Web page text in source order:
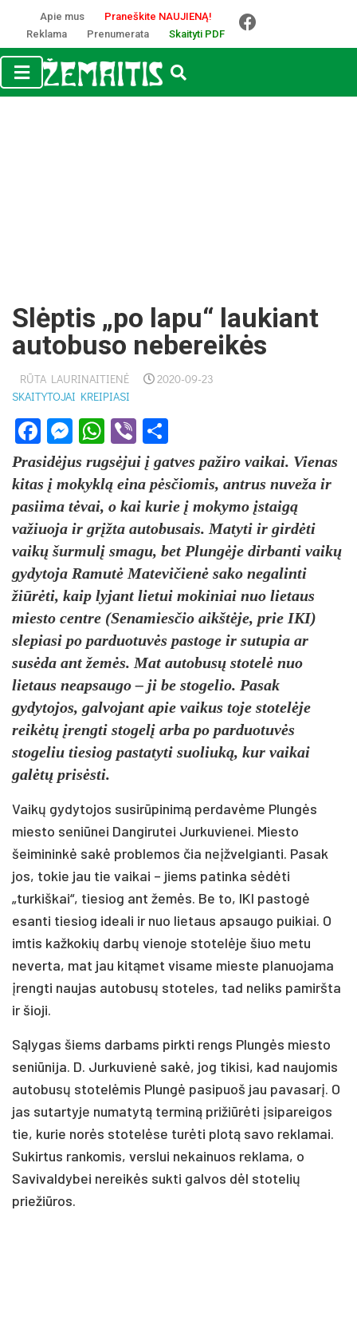
Apie mus
Praneškite NAUJIENĄ!
Reklama
Prenumerata Skaityti PDF
Slėptis „po lapu“ laukiant
autobuso nebereikės
RŪTA LAURINAITIENĖ
2020-09-23
SKAITYTOJAI KREIPIASI
Facebook
Messenger
WhatsApp
Viber
Prasidėjus rugsėjui į gatves pažiro vaikai. Vienas
kitas į mokyklą eina pėsčiomis, antrus nuveža ir
pasiima tėvai, o kai kurie į mokymo įstaigą
važiuoja ir grįžta autobusais. Matyti ir girdėti
vaikų šurmulį smagu, bet Plungėje dirbanti vaikų
gydytoja Ramutė Matevičienė sako negalinti
žiūrėti, kaip lyjant lietui mokiniai nuo lietaus
miesto centre (Senamiesčio aikštėje, prie IKI)
slepiasi po parduotuvės pastoge ir sutupia ar
susėda ant žemės. Mat autobusų stotelė nuo
lietaus neapsaugo – ji be stogelio. Pasak
gydytojos, galvojant apie vaikus toje stotelėje
reikėtų įrengti stogelį arba po parduotuvės
stogeliu tiesiog pastatyti suoliuką, kur vaikai
galėtų prisėsti.
Vaikų gydytojos susirūpinimą perdavėme Plungės
miesto seniūnei Dangirutei Jurkuvienei. Miesto
šeimininkė sakė problemos čia neįžvelgianti. Pasak
jos, tokie jau tie vaikai – jiems patinka sėdėti
„turkiškai“, tiesiog ant žemės. Be to, IKI pastogė
esanti tiesiog ideali ir nuo lietaus apsaugo puikiai. O
imtis kažkokių darbų vienoje stotelėje šiuo metu
neverta, mat jau kitąmet visame mieste planuojama
įrengti naujas autobusų stoteles, tad neliks pamiršta
ir šioji.
Sąlygas šiems darbams pirkti rengs Plungės miesto
seniūnija. D. Jurkuvienė sakė, jog tikisi, kad naujomis
autobusų stotelėmis Plungė pasipuoš jau pavasarį. O
jas sutartyje numatytą terminą prižiūrėti įsipareigos
tie, kurie norės stotelėse turėti plotą savo reklamai.
Sukirtus rankomis, verslui nekainuos reklama, o
Savivaldybei nereikės sukti galvos dėl stotelių
priežiūros.